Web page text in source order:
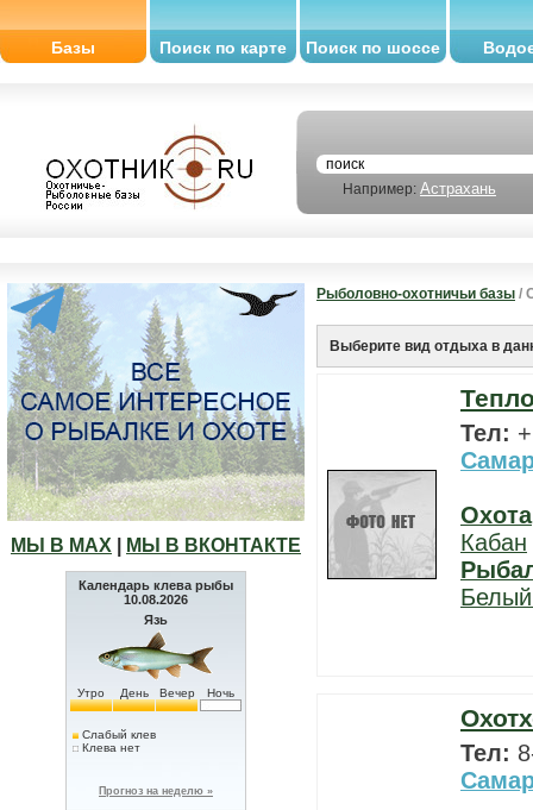
Базы Поиск по карте Поиск по шоссе
Например: Астрахань
МЫ В МАХ МЫ В ВКОНТАКТЕ
Календарь клева рыбы
10.08.2026
Язь
Утро День Вечер Ночь
Слабый клев
Клева нет
Прогноз на неделю »
Рыболовно-охотничьи базы /
Выберите вид отдыха в
Тел:
Охота
Кабан
Тел: